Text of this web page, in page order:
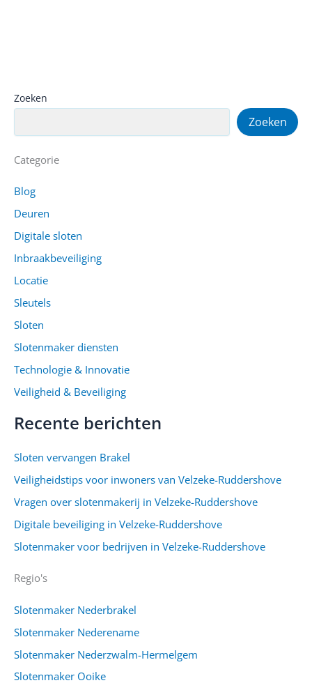
Zoeken
Zoeken
Categorie
Blog
Deuren
Digitale sloten
Inbraakbeveiliging
Locatie
Sleutels
Sloten
Slotenmaker diensten
Technologie & Innovatie
Veiligheid & Beveiliging
Recente berichten
Sloten vervangen Brakel
Veiligheidstips voor inwoners van Velzeke-Ruddershove
Vragen over slotenmakerij in Velzeke-Ruddershove
Digitale beveiliging in Velzeke-Ruddershove
Slotenmaker voor bedrijven in Velzeke-Ruddershove
Regio's
Slotenmaker Nederbrakel
Slotenmaker Nederename
Slotenmaker Nederzwalm-Hermelgem
Slotenmaker Ooike